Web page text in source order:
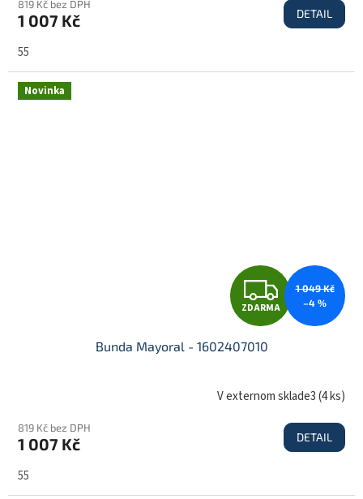
R
M
819 Kč bez DPH
1 007 Kč DETAIL
55
Novinka
Z
A
R
ZDARMA
1 049 Kč
–4 %
Bunda Mayoral - 1602407010
V externom sklade3(4 ks)
819 Kč bez DPH
1 007 Kč DETAIL
55